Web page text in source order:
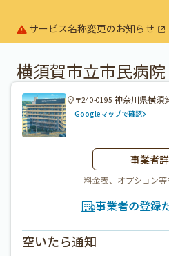
サービス名称変更のお知らせ
横須賀市立市民病
〒240-0195 神奈川県横須
Googleマップで確認
事業者
料金表、オプション
事業者の登録
空いたら通知